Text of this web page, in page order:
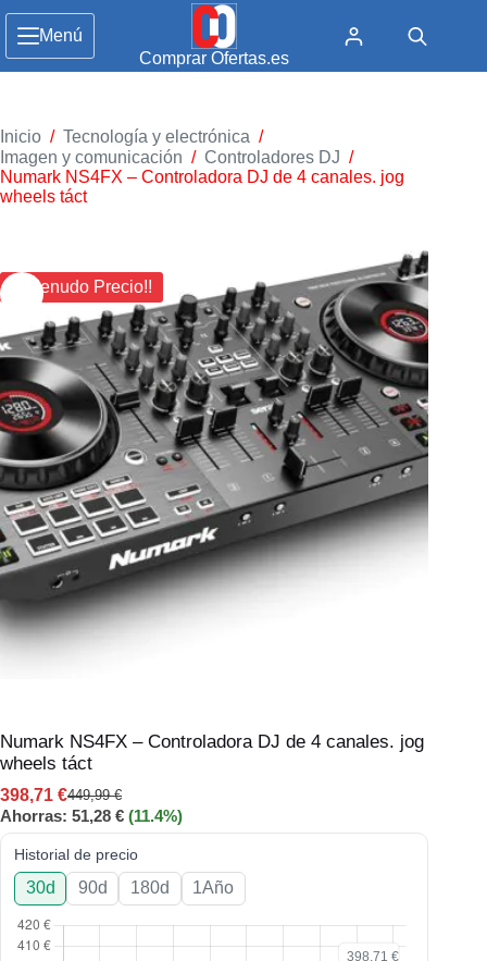
Menú
Comprar Ofertas.es
Inicio / Tecnología y electrónica /
Imagen y comunicación / Controladores DJ /
Numark NS4FX – Controladora DJ de 4 canales. jog
wheels táct
¡¡ Menudo Precio!!
Numark NS4FX – Controladora DJ de 4 canales. jog
wheels táct
449,99€
398,71 €
Ahorras: 51,28 € (11.4%)
Historial de precio
30d 90d 180d 1Año